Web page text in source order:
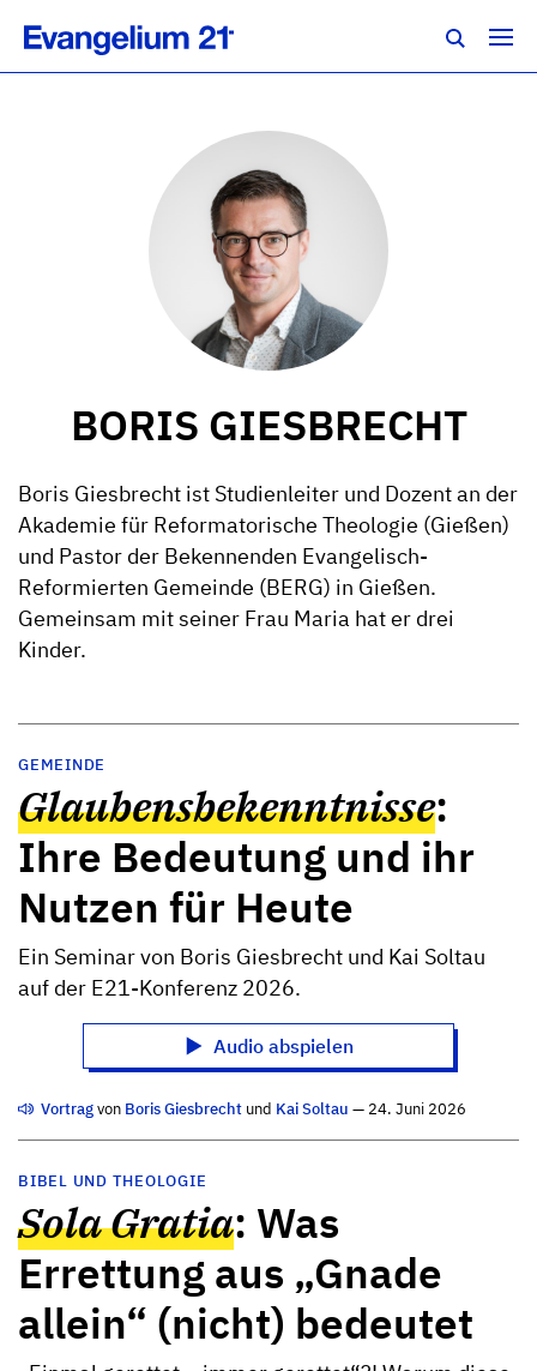
BORIS GIESBRECHT
Boris Giesbrecht ist Studienleiter und Dozent an der
Akademie für Reformatorische Theologie (Gießen)
und Pastor der Bekennenden Evangelisch-
Reformierten Gemeinde (BERG) in Gießen.
Gemeinsam mit seiner Frau Maria hat er drei
Kinder.
GEMEINDE
Glaubensbekenntnisse:
Ihre Bedeutung und ihr
Nutzen für Heute
Ein Seminar von Boris Giesbrecht und Kai Soltau
auf der E21-Konferenz 2026.
Audio abspielen
Vortragvon Boris Giesbrechtund Kai Soltau — 24. Juni 2026
BIBEL UND THEOLOGIE
Sola Gratia: Was
Errettung aus „Gnade
allein“ (nicht) bedeutet